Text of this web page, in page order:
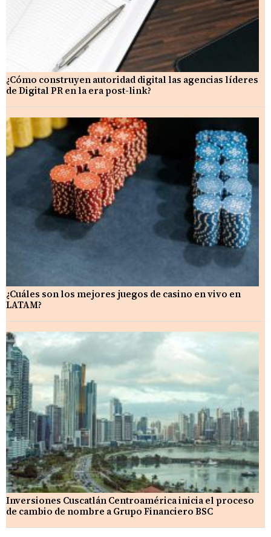
¿Cómo construyen autoridad digital las agencias líderes
de Digital PR en la era post-link?
¿Cuáles son los mejores juegos de casino en vivo en
LATAM?
Inversiones Cuscatlán Centroamérica inicia el proceso
de cambio de nombre a Grupo Financiero BSC